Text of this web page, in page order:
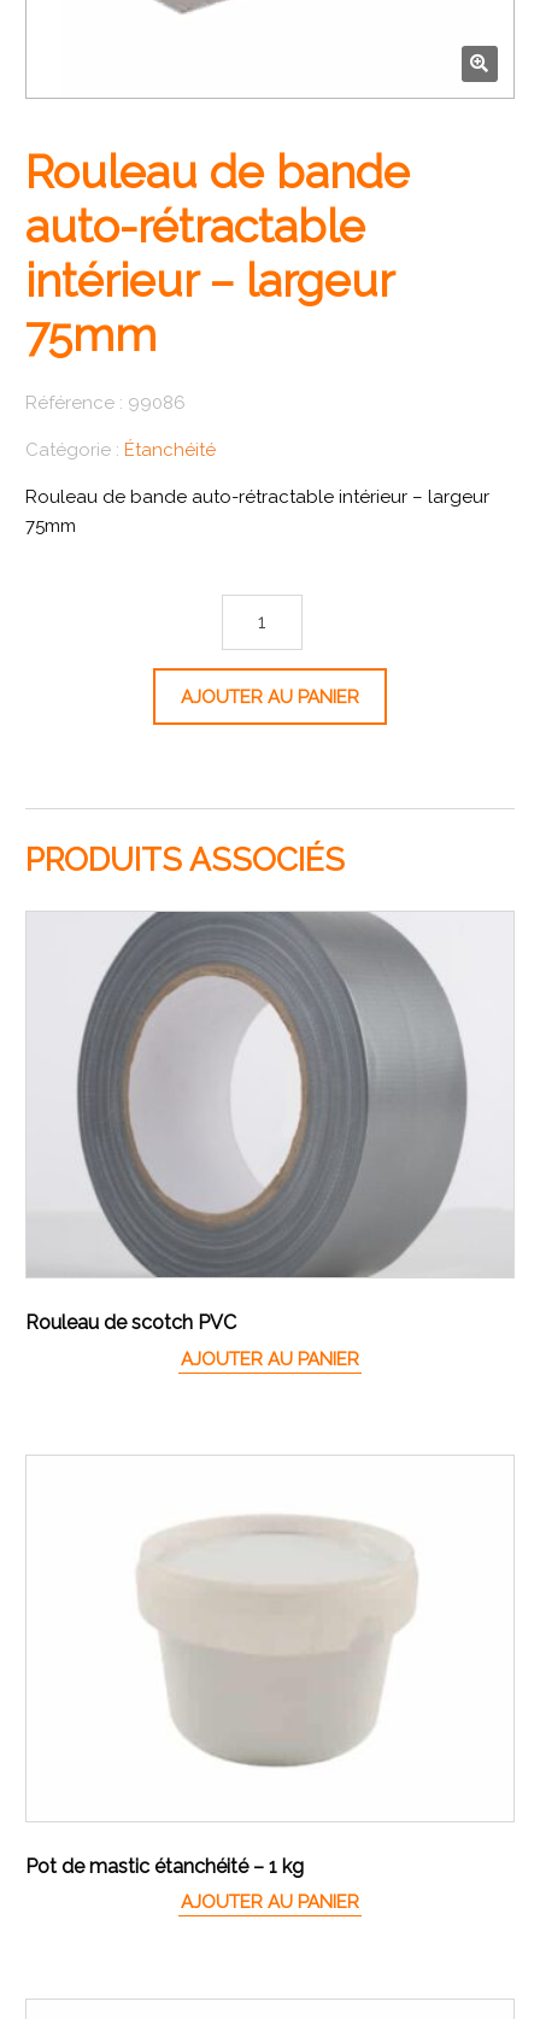
🔍
Rouleau de bande
auto-rétractable
intérieur – largeur
75mm
Référence : 99086
Catégorie : Étanchéité
Rouleau de bande auto-rétractable intérieur – largeur
75mm
AJOUTER AU PANIER
PRODUITS ASSOCIÉS
Rouleau de scotch PVC
AJOUTER AU PANIER
Pot de mastic étanchéité – 1 kg
AJOUTER AU PANIER